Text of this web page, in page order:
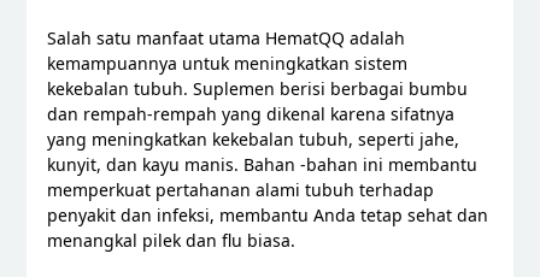
Salah satu manfaat utama HematQQ adalah
kemampuannya untuk meningkatkan sistem
kekebalan tubuh. Suplemen berisi berbagai bumbu
dan rempah-rempah yang dikenal karena sifatnya
yang meningkatkan kekebalan tubuh, seperti jahe,
kunyit, dan kayu manis. Bahan -bahan ini membantu
memperkuat pertahanan alami tubuh terhadap
penyakit dan infeksi, membantu Anda tetap sehat dan
menangkal pilek dan flu biasa.